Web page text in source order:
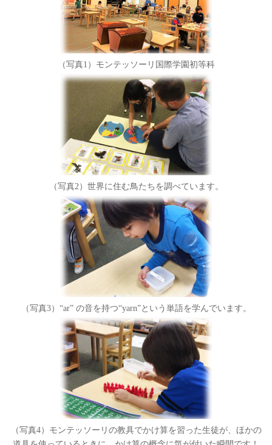
（写真1）モンテッソーリ国際学園初等科
（写真2）世界に住む鳥たちを調べています。
（写真3）“ar” の音を持つ“yarn”という単語を学んでいます。
（写真4）モンテッソーリの教具でかけ算を習った生徒が、ほかの